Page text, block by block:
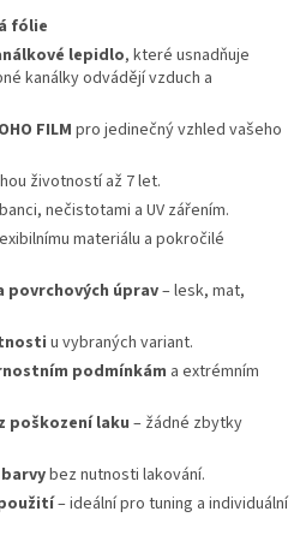
fólie
lepidlo, které usnadňuje
kanálky odvádějí vzduch a
FILM pro jedinečný vzhled vašeho
životností až 7 let.
nečistotami a UV zářením.
materiálu a pokročilé
povrchových úprav– lesk, mat,
u vybraných variant.
podmínkám a extrémním
poškození laku – žádné zbytky
bez nutnosti lakování.
– ideální pro tuning a individuální